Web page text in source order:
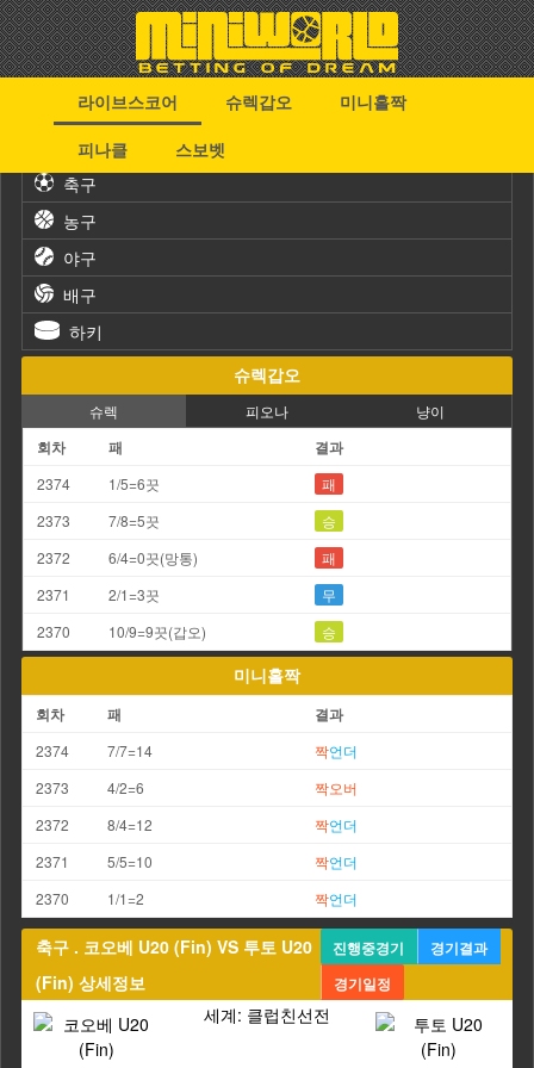
라이브스코어 슈렉갑오
미니홀짝
피나클
스보벳
축구
농구
야구
배구
하키
슈렉갑오
슈렉 피오나 냥이
회차 패 결과
2374 1/5=6끗
패
2373
7/8=5끗
승
2372
6/4=0끗(망통)
패
2371
2/1=3끗
무
2370
10/9=9끗(갑오) 승
미니홀짝
회차 패 결과
2374 7/7=14 짝언더
2373
4/2=6 짝오버
2372
8/4=12 짝언더
2371
5/5=10 짝언더
2370
1/1=2 짝언더
축구 . 코오베 U20 (Fin) VS 투토 U20
(Fin) 상세정보
진행중경기
경기결과
경기일정
세계: 클럽친선전